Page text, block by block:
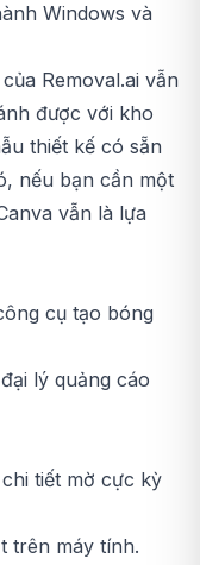
Windows và
Removal.ai vẫn
được với kho
thiết kế có sẵn
nếu bạn cần một
vẫn là lựa
cụ tạo bóng
lý quảng cáo
tiết mờ cực kỳ
trên máy tính.